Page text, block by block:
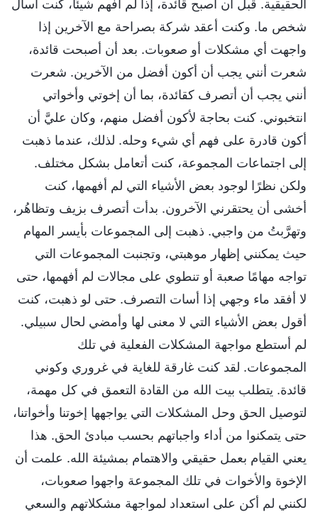
الحقيقية. قبل أن أصبح قائدة، إذا لم أفهم شيئًا، كنت أسأل
شخص ما. وكنت أعقد شركة بصراحة مع الآخرين إذا
واجهت أي مشكلات أو صعوبات. بعد أن أصبحت قائدة،
شعرت أنني يجب أن أكون أفضل من الآخرين. شعرت
أنني يجب أن أتصرف كقائدة، بما أن إخوتي وأخواتي
انتخبوني. كنت بحاجة لأكون أفضل منهم، وكان عليَّ أن
أكون قادرة على فهم أي شيء وحله. لذلك، عندما ذهبت
إلى اجتماعات المجموعة، كنت أتعامل بشكل مختلف.
ولكن نظرًا لوجود بعض الأشياء التي لم أفهمها، كنت
أخشى أن يحتقرني الآخرون. بدأت أتصرف بزيف وتظاهُر،
وتهرَّبتُ من واجبي. ذهبت إلى المجموعات بأيسر المهام
حيث يمكنني إظهار موهبتي، وتجنبت المجموعات التي
تواجه مهامًا صعبة أو تنطوي على مجالات لم أفهمها، حتى
لا أفقد ماء وجهي إذا أسات التصرف. حتى لو ذهبت، كنت
أقول بعض الأشياء التي لا معنى لها وأمضي لحال سبيلي.
لم أستطع مواجهة المشكلات الفعلية في تلك
المجموعات. لقد كنت غارقة للغاية في غروري وكوني
قائدة. يتطلب بيت الله من القادة التعمق في كل مهمة،
لتوصيل الحق وحل المشكلات التي يواجهها إخوتنا وأخواتنا،
حتى يتمكنوا من أداء واجباتهم بحسب مبادئ الحق. هذا
يعني القيام بعمل حقيقي والاهتمام بمشيئة الله. علمت أن
الإخوة والأخوات في تلك المجموعة واجهوا صعوبات،
لكنني لم أكن على استعداد لمواجهة مشكلاتهم والسعي